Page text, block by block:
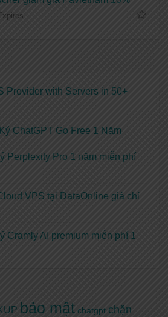
Provider with Servers in 50+
ChatGPT Go Free 1 Năm
Perplexity Pro 1 năm miễn phí
VPS tại DataOnline giá chỉ
Cramly AI premium miễn phí 1
bảo mật chatgpt chặn